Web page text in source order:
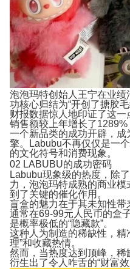
泡泡玛特创始人王宁在业
功核心归结为“开创了搪胶毛
财报数据惊人地印证了这一
销售额较上年增长了1289%
一个新品类的成功开辟，成
擎。Labubu不再仅仅是一
的文化符号和消费现象。
02 LABUBU的成功密码
Labubu现象级的热度，除
力，泡泡玛特成熟的商业
到了关键的催化作用。
盲盒的魅力在于其未知性
通常在69-99元人民币的盒
是概率极低的“隐藏款”。
这种人为制造的稀缺性，精
理”和收藏热情。
然而，当热度达到顶峰，
衍生出了令人咋舌的“财富效